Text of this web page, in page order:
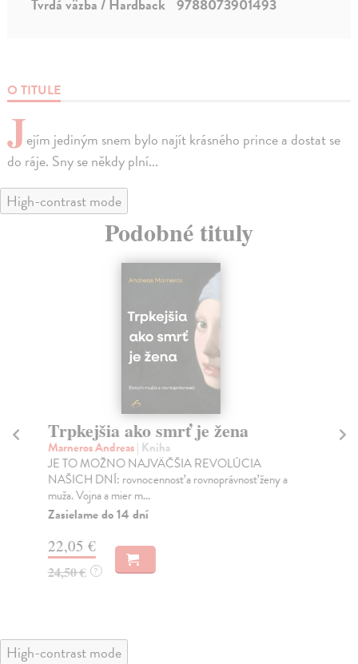
O TITULE
Jejím jediným snem bylo najít krásného prince a dostat se
do ráje. Sny se někdy plní...
High-contrast mode
Podobné tituly
Trpkejšia ako smrť je žena
Marneros Andreas| Kniha
JE TO MOŽNO NAJVÄČŠIA REVOLÚCIA
NAŠICH DNÍ: rovnocennosť a rovnoprávnosť ženy a
muža. Vojna a mier m...
Zasielame do 14 dní
22,05 €
24,50 € ?
High-contrast mode